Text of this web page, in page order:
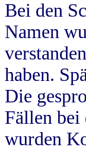
Bei den
Namen
haben.
Die
Fällen bei
wurden